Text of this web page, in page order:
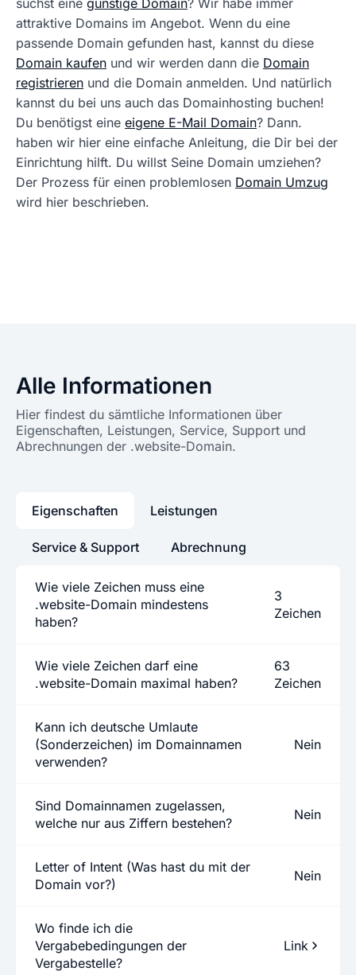
suchst eine günstige Domain? Wir habe immer
attraktive Domains im Angebot. Wenn du eine
passende Domain gefunden hast, kannst du diese
Domain kaufen und wir werden dann die Domain
registrieren und die Domain anmelden. Und natürlich
kannst du bei uns auch das Domainhosting buchen!
Du benötigst eine eigene E-Mail Domain? Dann.
haben wir hier eine einfache Anleitung, die Dir bei der
Einrichtung hilft. Du willst Seine Domain umziehen?
Der Prozess für einen problemlosen Domain Umzug
wird hier beschrieben.
Alle Informationen
Hier findest du sämtliche Informationen über
Eigenschaften, Leistungen, Service, Support und
Abrechnungen der .website-Domain.
Eigenschaften
Wie viele Zeichen muss eine
.website-Domain mindestens
haben?
3
Zeichen
Wie viele Zeichen darf eine
.website-Domain maximal haben?
63
Zeichen
Kann ich deutsche Umlaute
(Sonderzeichen) im Domainnamen
verwenden?
Nein
Sind Domainnamen zugelassen,
welche nur aus Ziffern bestehen?
Nein
Letter of Intent (Was hast du mit der
Domain vor?)
Nein
Wo finde ich die
Vergabebedingungen der
Vergabestelle?
Link
Leistungen
Service & Support Abrechnung